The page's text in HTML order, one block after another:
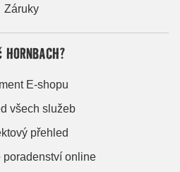
Záruky
E-shopu
všech služeb
přehled
poradenství online